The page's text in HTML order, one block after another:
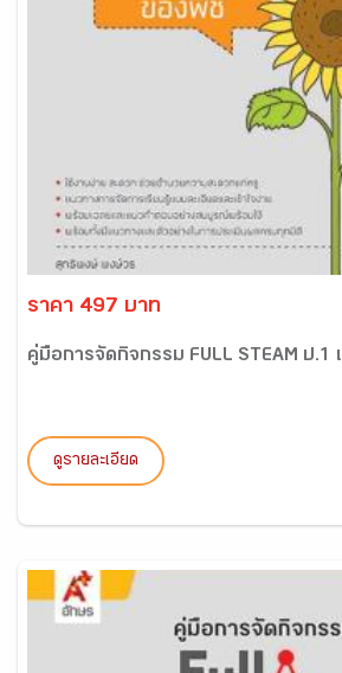
ราคา 497 บาท
คู่มือการจัดกิจกรรม FULL STEAM ป.1
ดูรายละเอียด